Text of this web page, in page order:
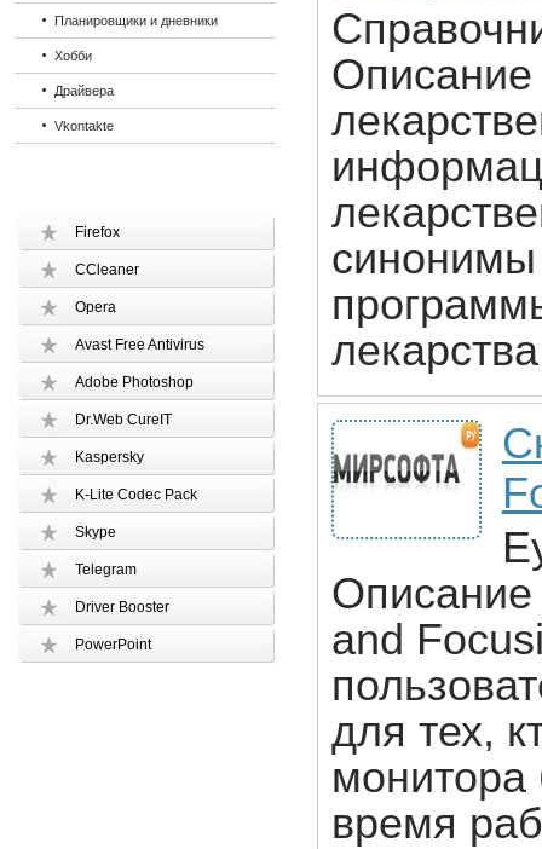
Планировщики и дневники
Хобби
Драйвера
Vkontakte
Firefox
CCleaner
Opera
Avast Free Antivirus
Adobe Photoshop
Dr.Web CureIT
Kaspersky
K-Lite Codec Pack
Skype
Telegram
Driver Booster
PowerPoint
Описание
Описание
and
для тех,
монитора
время